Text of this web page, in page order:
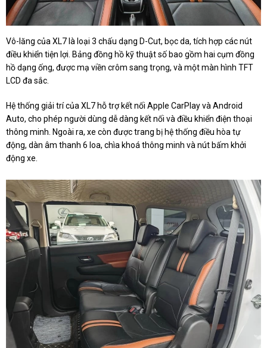
Vô-lăng của XL7 là loại 3 chấu dạng D-Cut, bọc da, tích hợp các nút
điều khiển tiện lợi. Bảng đồng hồ kỹ thuật số bao gồm hai cụm đồng
hồ dạng ống, được mạ viền crôm sang trọng, và một màn hình TFT
LCD đa sắc.
Hệ thống giải trí của XL7 hỗ trợ kết nối Apple CarPlay và Android
Auto, cho phép người dùng dễ dàng kết nối và điều khiển điện thoại
thông minh. Ngoài ra, xe còn được trang bị hệ thống điều hòa tự
động, dàn âm thanh 6 loa, chìa khoá thông minh và nút bấm khởi
động xe.